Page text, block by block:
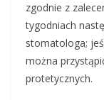
zgodnie z
tygodniach
stomatologa;
można
protetycznych.